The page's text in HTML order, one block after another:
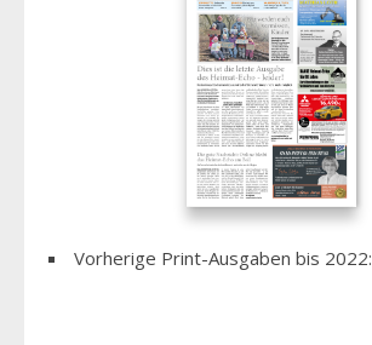
Vorherige Print-Ausgaben bis 2022: